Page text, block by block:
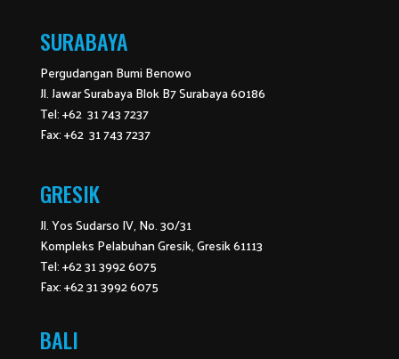
SURABAYA
Pergudangan Bumi Benowo
Jl. Jawar Surabaya Blok B7 Surabaya 60186
Tel: +62 31 743 7237
Fax: +62 31 743 7237
GRESIK
Jl. Yos Sudarso IV, No. 30/31
Kompleks Pelabuhan Gresik, Gresik 61113
Tel: +62 31 3992 6075
Fax: +62 31 3992 6075
BALI